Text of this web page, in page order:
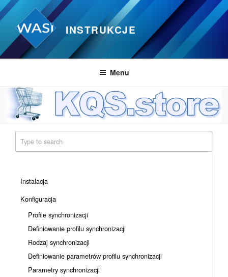
Przejdź
do
treści
INSTRUKCJE
Menu
Instalacja
Konfiguracja
Profile synchronizacji
Definiowanie profilu synchronizacji
Rodzaj synchronizacji
Definiowanie parametrów profilu synchronizacji
Parametry synchronizacji